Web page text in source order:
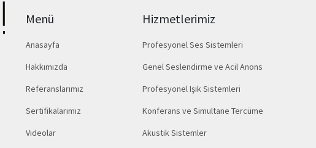
Menü
Anasayfa
Hakkımızda
Referanslarımız
Sertifikalarımız
Videolar
Hizmetlerimiz
Profesyonel Ses Sistemleri
Genel Seslendirme ve Acil Anons
Profesyonel Işık Sistemleri
Konferans ve Simultane Tercüme
Akustik Sistemler